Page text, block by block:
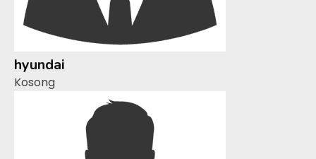
hyundai
Kosong